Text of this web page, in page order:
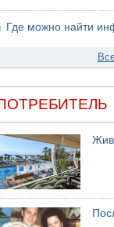
Где можно найти